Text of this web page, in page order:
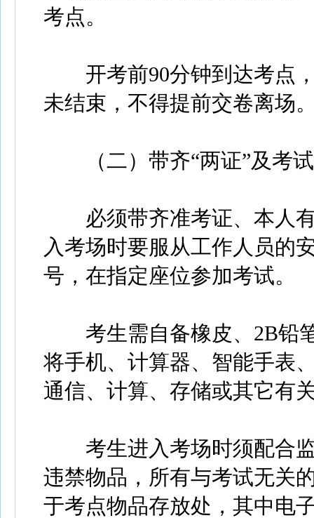
考点。
开考前90分钟到达考点，
未结束，不得提前交卷离场
（二）带齐“两证”及考试
必须带齐准考证、本人有
入考场时要服从工作人员的
号，在指定座位参加考试。
考生需自备橡皮、2B铅笔
将手机、计算器、智能手表
通信、计算、存储或其它有
考生进入考场时须配合监
违禁物品，所有与考试无关
于考点物品存放处，其中电